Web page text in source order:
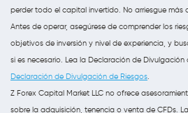
perder todo el capital invertido. No arriesgue más
Antes de operar, asegúrese de comprender los
objetivos de inversión y nivel de experiencia, y
si es necesario. Lea la Declaración de
Declaración de Divulgación de Riesgos
Z Forex Capital Market LLC no ofrece
sobre la adquisición, tenencia o venta de CFDs.